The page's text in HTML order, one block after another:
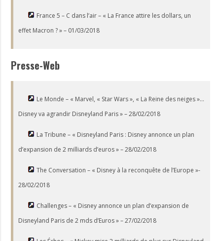
France 5 – C dans l’air – « La France attire les dollars, un
effet Macron ? » – 01/03/2018
Presse-Web
Le Monde – « Marvel, « Star Wars », « La Reine des neiges »…
Disney va agrandir Disneyland Paris » – 28/02/2018
La Tribune – « Disneyland Paris : Disney annonce un plan
d’expansion de 2 milliards d’euros » – 28/02/2018
The Conversation – « Disney à la reconquête de l’Europe »-
28/02/2018
Challenges – « Disney annonce un plan d’expansion de
Disneyland Paris de 2 mds d’Euros » – 27/02/2018